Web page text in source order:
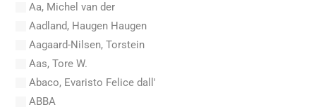
Aa, Michel van der
Aadland, Haugen Haugen
Aagaard-Nilsen, Torstein
Aas, Tore W.
Abaco, Evaristo Felice dall'
ABBA